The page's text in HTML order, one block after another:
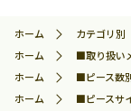
ホーム カテゴリ別
ホーム
■取り扱い
ホーム
■ピース数
ホーム
■ピースサ